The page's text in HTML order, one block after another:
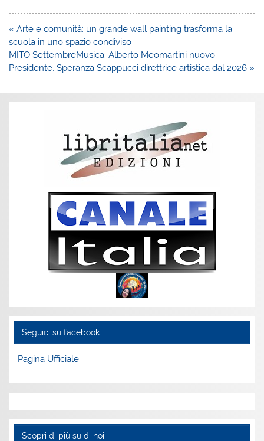
Navigazione
articoli
« Arte e comunità: un grande wall painting trasforma la
scuola in uno spazio condiviso
MITO SettembreMusica: Alberto Meomartini nuovo
Presidente, Speranza Scappucci direttrice artistica dal 2026 »
Seguici su facebook
Pagina Ufficiale
Scopri di più su di noi